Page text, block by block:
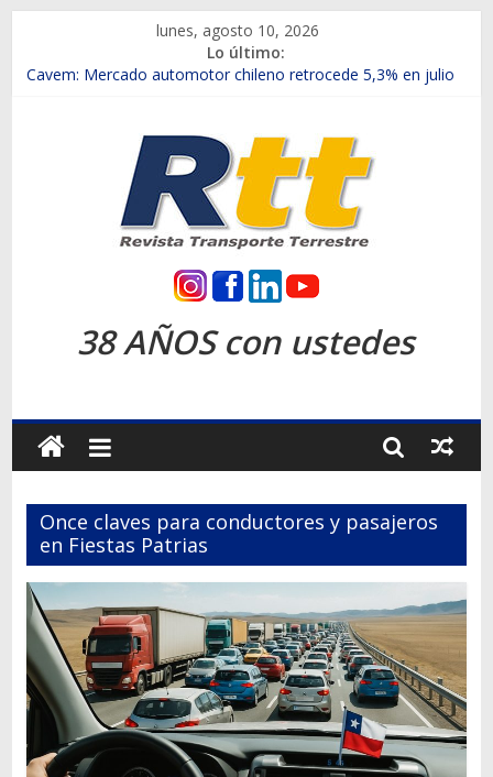
contenido
lunes, agosto 10, 2026
Lo último:
Chile es el primer mercado internacional en lanzar la nueva
Salfa suma vehículos electrificados de Chevrolet en el Biobío
Samex amplía su red con nuevas sucursales en Rancagua y
SINOTRUK Pick-ups presentó la recién estrenada Bolden en
la Expo Compras Públicas 2026
Revista
Transporte
Terrestre
Autos,
camiones,
motos,
información
del
mundo
del
transporte
38 AÑOS con ustedes
Once claves para conductores y pasajeros
en Fiestas Patrias